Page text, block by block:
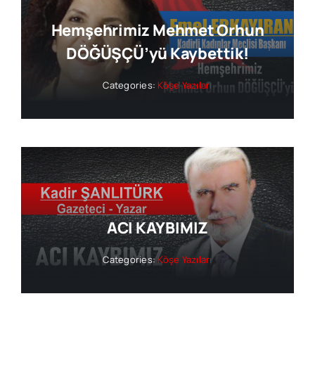
Hemşehrimiz Mehmet Orhun
DÖĞÜŞÇÜ’yü Kaybettik!
Categories: Köşe Yazıları
ACI KAYBIMIZ
Categories:Köşe Yazıları